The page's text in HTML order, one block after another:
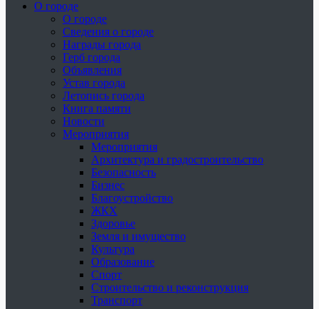
О городе
О городе
Сведения о городе
Награды города
Герб города
Объявления
Устав города
Летопись города
Книга памяти
Новости
Мероприятия
Мероприятия
Архитектура и градостроительство
Безопасность
Бизнес
Благоустройство
ЖКХ
Здоровье
Земля и имущество
Культура
Образование
Спорт
Строительство и реконструкция
Транспорт